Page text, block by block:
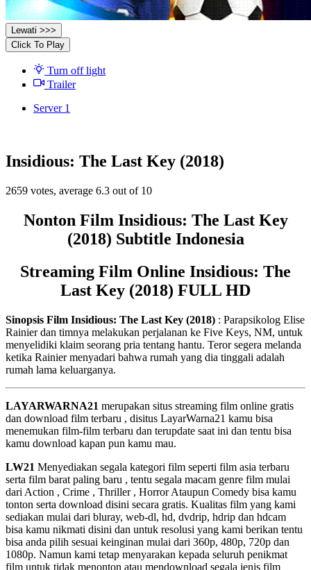
Lewati >>>
Click To Play
Turn off light
Trailer
Server 1
Insidious: The Last Key (2018)
2659 votes, average 6.3 out of 10
Nonton Film Insidious: The Last Key
(2018) Subtitle Indonesia
Streaming Film Online Insidious: The
Last Key (2018) FULL HD
Sinopsis Film Insidious: The Last Key (2018) : Parapsikolog Elise
Rainier dan timnya melakukan perjalanan ke Five Keys, NM, untuk
menyelidiki klaim seorang pria tentang hantu. Teror segera melanda
ketika Rainier menyadari bahwa rumah yang dia tinggali adalah
rumah lama keluarganya.
LAYARWARNA21 merupakan situs streaming film online gratis
dan download film terbaru , disitus LayarWarna21 kamu bisa
menemukan film-film terbaru dan terupdate saat ini dan tentu bisa
kamu download kapan pun kamu mau.
LW21 Menyediakan segala kategori film seperti film asia terbaru
serta film barat paling baru , tentu segala macam genre film mulai
dari Action , Crime , Thriller , Horror Ataupun Comedy bisa kamu
tonton serta download disini secara gratis. Kualitas film yang kami
sediakan mulai dari bluray, web-dl, hd, dvdrip, hdrip dan hdcam
bisa kamu nikmati disini dan untuk resolusi yang kami berikan tentu
bisa anda pilih sesuai keinginan mulai dari 360p, 480p, 720p dan
1080p. Namun kami tetap menyarakan kepada seluruh penikmat
film untuk tidak menonton atau mendownload segala jenis film